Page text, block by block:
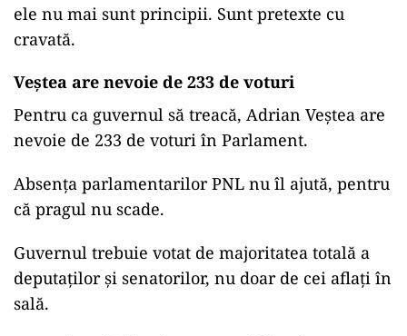
ele nu mai sunt principii. Sunt pretexte cu
cravată.
Veștea are nevoie de 233 de voturi
Pentru ca guvernul să treacă, Adrian Veștea are
nevoie de 233 de voturi în Parlament.
Absența parlamentarilor PNL nu îl ajută, pentru
că pragul nu scade.
Guvernul trebuie votat de majoritatea totală a
deputaților și senatorilor, nu doar de cei aflați în
sală.